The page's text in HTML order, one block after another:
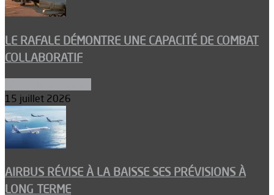
LE RAFALE DÉMONTRE UNE CAPACITÉ DE COMBAT
COLLABORATIF
15 juillet 2026
AIRBUS RÉVISE À LA BAISSE SES PRÉVISIONS À
LONG TERME